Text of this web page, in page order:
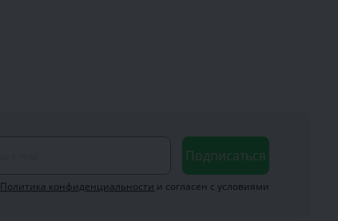
Подписаться
Политика конфиденциальности и согласен с условиями